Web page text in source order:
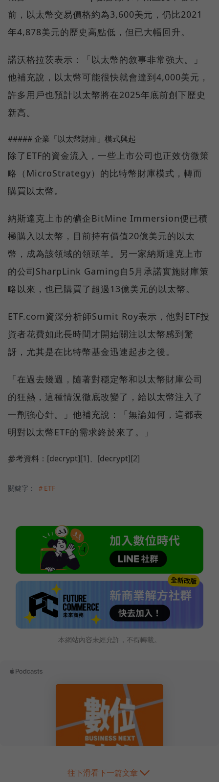
前，以太幣交易價格約為3,600美元，仍比2021
年4,878美元的歷史高點低，但已大幅回升。
諾沃格拉茨表示：「以太幣的敘事非常強大。」
他補充說，以太幣可能很快就會達到4,000美元，
許多用戶也預計以太幣將在2025年底前創下歷史
新高。
##### 企業「以太幣財庫」模式興起
除了ETF的資金流入，一些上市公司也正效仿微策
略（MicroStrategy）的比特幣財庫模式，轉而
購買以太幣。
納斯達克上市的礦企BitMine Immersion便已積
極購入以太幣，目前持有價值20億美元的以太
幣，成為該領域的領頭羊。另一家納斯達克上市
的公司SharpLink Gaming自5月承諾實施財庫策
略以來，也已購買了超過13億美元的以太幣。
ETF.com資深分析師Sumit Roy表示，他對ETF投
資者花費如此長時間才開始關注以太幣感到驚
訝，尤其是在比特幣基金迅速起步之後。
「在過去幾週，隨著對穩定幣和以太幣財庫公司
的狂熱，這種情況徹底改變了，給以太幣注入了
一劑強心針。」他補充說：「無論如何，這都表
明對以太幣ETF的需求終於來了。」
參考資料：[decrypt][1]、[decrypt][2]
關鍵字： ＃ETF
本網站內容未經允許，不得轉載。
往下滑看下一篇文章